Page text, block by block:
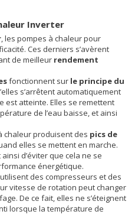
Inverter
, les pompes à chaleur pour
Ces derniers s’avèrent
de meilleur rendement
fonctionnent sur le principe du
s’arrêtent automatiquement
est atteinte. Elles se remettent
de l’eau baisse, et ainsi
chaleur produisent des pics de
elles se mettent en marche.
d’éviter que cela ne se
énergétique.
utilisent des compresseurs et des
vitesse de rotation peut changer
De ce fait, elles ne s’éteignent
lorsque la température de